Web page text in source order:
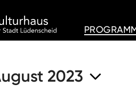
2023